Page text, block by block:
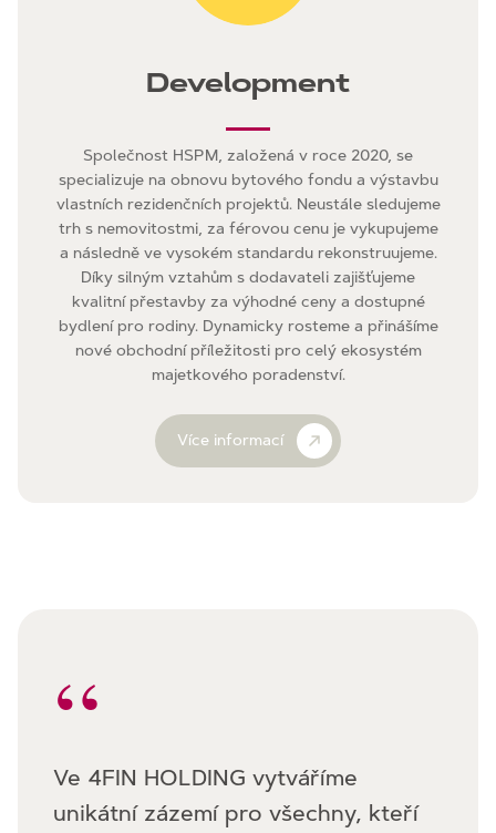
Development
Společnost HSPM, založená v roce 2020, se
specializuje na obnovu bytového fondu a výstavbu
vlastních rezidenčních projektů. Neustále sledujeme
trh s nemovitostmi, za férovou cenu je vykupujeme
a následně ve vysokém standardu rekonstruujeme.
Díky silným vztahům s dodavateli zajišťujeme
kvalitní přestavby za výhodné ceny a dostupné
bydlení pro rodiny. Dynamicky rosteme a přinášíme
nové obchodní příležitosti pro celý ekosystém
majetkového poradenství.
Více informací
“
Ve 4FIN HOLDING vytváříme
unikátní zázemí pro všechny, kteří